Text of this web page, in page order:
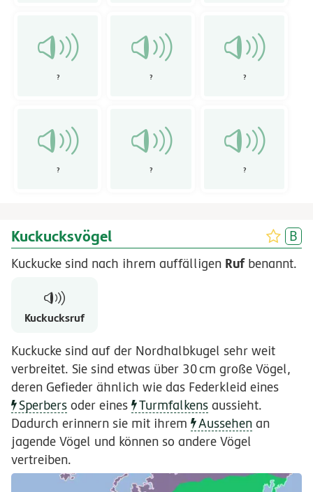
? ? ?
? ? ?
Kuckucksvögel
Kuckucke sind nach ihrem auffälligen Rufbenannt.
Kuckucksruf
Kuckucke sind auf der Nordhalbkugel sehr weit
verbreitet. Sie sind etwas über 30cm große Vögel,
deren Gefieder ähnlich wie das Federkleid eines
Sperbers oder eines Turmfalkens aussieht.
Dadurch erinnern sie mit ihrem
Aussehen an
jagende Vögel und können so andere Vögel
vertreiben.